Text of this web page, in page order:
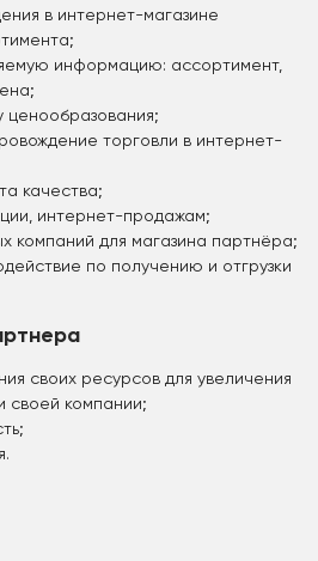
в интернет-магазине
информацию: ассортимент,
ценообразования;
торговли в интернет-
качества;
интернет-продажам;
компаний для магазина партнёра;
по получению и отгрузки
своих ресурсов для увеличения
своей компании;